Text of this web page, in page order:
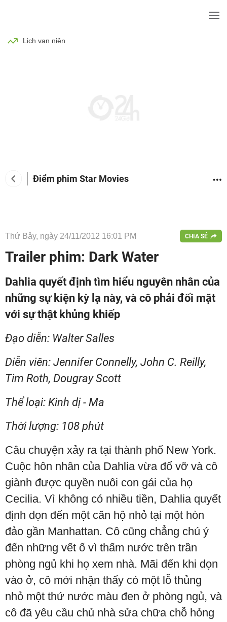
Lịch vạn niên
Điểm phim Star Movies
Thứ Bảy, ngày 24/11/2012 16:01 PM CHIA SẺ
Trailer phim: Dark Water
Dahlia quyết định tìm hiểu nguyên nhân của
những sự kiện kỳ lạ này, và cô phải đối mặt
với sự thật khủng khiếp
Đạo diễn: Walter Salles
Diễn viên: Jennifer Connelly, John C. Reilly,
Tim Roth, Dougray Scott
Thể loại: Kinh dị - Ma
Thời lượng: 108 phút
Câu chuyện xảy ra tại thành phố New York.
Cuộc hôn nhân của Dahlia vừa đổ vỡ và cô
giành được quyền nuôi con gái của họ
Cecilia. Vì không có nhiều tiền, Dahlia quyết
định dọn đến một căn hộ nhỏ tại một hòn
đảo gần Manhattan. Cô cũng chẳng chú ý
đến những vết ố vì thấm nước trên trần
phòng ngủ khi họ xem nhà. Mãi đến khi dọn
vào ở, cô mới nhận thấy có một lỗ thủng
nhỏ một thứ nước màu đen ở phòng ngủ, và
cô đã yêu cầu chủ nhà sửa chữa chỗ hỏng